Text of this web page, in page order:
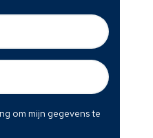
om mijn gegevens te